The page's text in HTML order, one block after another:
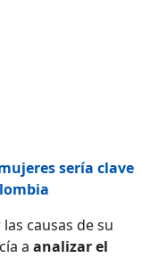
sería clave
causas de su
aanalizar el